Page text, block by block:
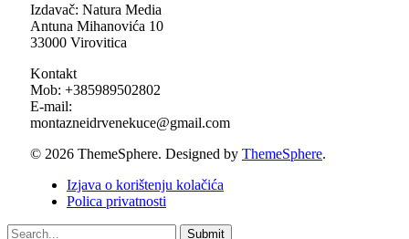
Izdavač: Natura Media
Antuna Mihanovića 10
33000 Virovitica
Kontakt
Mob: +385989502802
E-mail:
montazneidrvenekuce@gmail.com
© 2026 ThemeSphere. Designed by ThemeSphere.
Izjava o korištenju kolačića
Polica privatnosti
Submit